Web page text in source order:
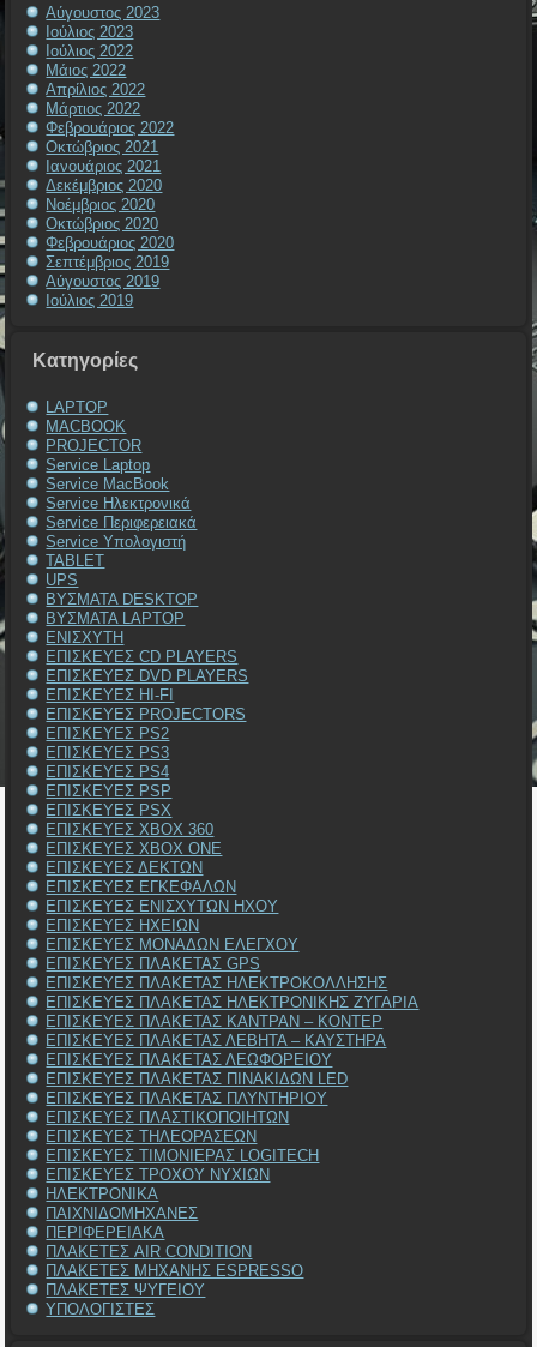
Αύγουστος 2023
Ιούλιος 2023
Ιούλιος 2022
Μάιος 2022
Απρίλιος 2022
Μάρτιος 2022
Φεβρουάριος 2022
Οκτώβριος 2021
Ιανουάριος 2021
Δεκέμβριος 2020
Νοέμβριος 2020
Οκτώβριος 2020
Φεβρουάριος 2020
Σεπτέμβριος 2019
Αύγουστος 2019
Ιούλιος 2019
Kατηγορίες
LAPTOP
MACBOOK
PROJECTOR
Service Laptop
Service MacBook
Service Ηλεκτρονικά
Service Περιφερειακά
Service Υπολογιστή
TABLET
UPS
ΒΥΣΜΑΤΑ DESKTOP
ΒΥΣΜΑΤΑ LAPTOP
ΕΝΙΣΧΥΤΗ
ΕΠΙΣΚΕΥΕΣ CD PLAYERS
ΕΠΙΣΚΕΥΕΣ DVD PLAYERS
ΕΠΙΣΚΕΥΕΣ HI-FI
ΕΠΙΣΚΕΥΕΣ PROJECTORS
ΕΠΙΣΚΕΥΕΣ PS2
ΕΠΙΣΚΕΥΕΣ PS3
ΕΠΙΣΚΕΥΕΣ PS4
ΕΠΙΣΚΕΥΕΣ PSP
ΕΠΙΣΚΕΥΕΣ PSX
ΕΠΙΣΚΕΥΕΣ XBOX 360
ΕΠΙΣΚΕΥΕΣ XBOX ONE
ΕΠΙΣΚΕΥΕΣ ΔΕΚΤΩΝ
ΕΠΙΣΚΕΥΕΣ ΕΓΚΕΦΑΛΩΝ
ΕΠΙΣΚΕΥΕΣ ΕΝΙΣΧΥΤΩΝ ΗΧΟΥ
ΕΠΙΣΚΕΥΕΣ ΗΧΕΙΩΝ
ΕΠΙΣΚΕΥΕΣ ΜΟΝΑΔΩΝ ΕΛΕΓΧΟΥ
ΕΠΙΣΚΕΥΕΣ ΠΛΑΚΕΤΑΣ GPS
ΕΠΙΣΚΕΥΕΣ ΠΛΑΚΕΤΑΣ ΗΛΕΚΤΡΟΚΟΛΛΗΣΗΣ
ΕΠΙΣΚΕΥΕΣ ΠΛΑΚΕΤΑΣ ΗΛΕΚΤΡΟΝΙΚΗΣ ΖΥΓΑΡΙΑ
ΕΠΙΣΚΕΥΕΣ ΠΛΑΚΕΤΑΣ ΚΑΝΤΡΑΝ – ΚΟΝΤΕΡ
ΕΠΙΣΚΕΥΕΣ ΠΛΑΚΕΤΑΣ ΛΕΒΗΤΑ – ΚΑΥΣΤΗΡΑ
ΕΠΙΣΚΕΥΕΣ ΠΛΑΚΕΤΑΣ ΛΕΩΦΟΡΕΙΟΥ
ΕΠΙΣΚΕΥΕΣ ΠΛΑΚΕΤΑΣ ΠΙΝΑΚΙΔΩΝ LED
ΕΠΙΣΚΕΥΕΣ ΠΛΑΚΕΤΑΣ ΠΛΥΝΤΗΡΙΟΥ
ΕΠΙΣΚΕΥΕΣ ΠΛΑΣΤΙΚΟΠΟΙΗΤΩΝ
ΕΠΙΣΚΕΥΕΣ ΤΗΛΕΟΡΑΣΕΩΝ
ΕΠΙΣΚΕΥΕΣ ΤΙΜΟΝΙΕΡΑΣ LOGITECH
ΕΠΙΣΚΕΥΕΣ ΤΡΟΧΟΥ ΝΥΧΙΩΝ
ΗΛΕΚΤΡΟΝΙΚΑ
ΠΑΙΧΝΙΔΟΜΗΧΑΝΕΣ
ΠΕΡΙΦΕΡΕΙΑΚΑ
ΠΛΑΚΕΤΕΣ AIR CONDITION
ΠΛΑΚΕΤΕΣ ΜΗΧΑΝΗΣ ESPRESSO
ΠΛΑΚΕΤΕΣ ΨΥΓΕΙΟΥ
ΥΠΟΛΟΓΙΣΤΕΣ